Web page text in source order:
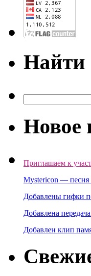
Найти
Новое
Приглашаем к
Mystericon — песня
Добавлены гифки
Добавлена
Добавлен клип